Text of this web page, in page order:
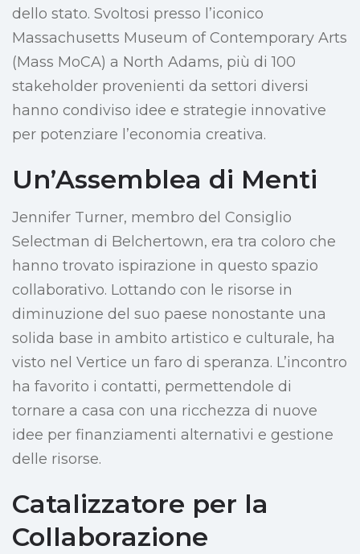
dello stato. Svoltosi presso l’iconico
Massachusetts Museum of Contemporary Arts
(Mass MoCA) a North Adams, più di 100
stakeholder provenienti da settori diversi
hanno condiviso idee e strategie innovative
per potenziare l’economia creativa.
Un’Assemblea di Menti
Jennifer Turner, membro del Consiglio
Selectman di Belchertown, era tra coloro che
hanno trovato ispirazione in questo spazio
collaborativo. Lottando con le risorse in
diminuzione del suo paese nonostante una
solida base in ambito artistico e culturale, ha
visto nel Vertice un faro di speranza. L’incontro
ha favorito i contatti, permettendole di
tornare a casa con una ricchezza di nuove
idee per finanziamenti alternativi e gestione
delle risorse.
Catalizzatore per la
Collaborazione